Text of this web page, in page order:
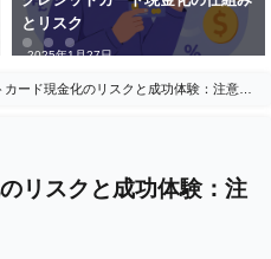
2025年6月7日
カード現金化のリスクと成功体験：注意点
リスクと成功体験：注